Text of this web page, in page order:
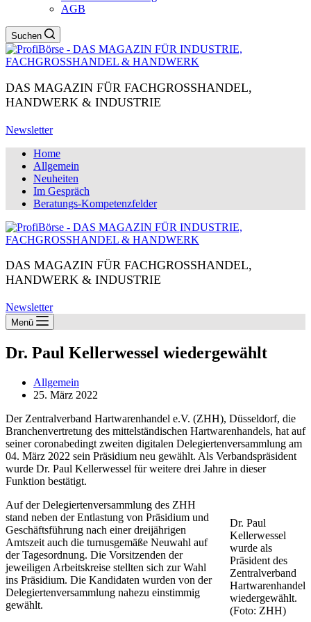
AGB
Suchen
DAS MAGAZIN FÜR FACHGROSSHANDEL,
HANDWERK & INDUSTRIE
Newsletter
Home
Allgemein
Neuheiten
Im Gespräch
Beratungs-Kompetenzfelder
DAS MAGAZIN FÜR FACHGROSSHANDEL,
HANDWERK & INDUSTRIE
Newsletter
Menü
Dr. Paul Kellerwessel wiedergewählt
Allgemein
25. März 2022
Der Zentralverband Hartwarenhandel e.V. (ZHH), Düsseldorf, die
Branchenvertretung des mittelständischen Hartwarenhandels, hat auf
seiner coronabedingt zweiten digitalen Delegiertenversammlung am
04. März 2022 sein Präsidium neu gewählt. Als Verbandspräsident
wurde Dr. Paul Kellerwessel für weitere drei Jahre in dieser
Funktion bestätigt.
Dr. Paul
Kellerwessel
wurde als
Präsident des
Zentralverband
Hartwarenhandel
wiedergewählt.
(Foto: ZHH)
Auf der Delegiertenversammlung des ZHH
stand neben der Entlastung von Präsidium und
Geschäftsführung nach einer dreijährigen
Amtszeit auch die turnusgemäße Neuwahl auf
der Tagesordnung. Die Vorsitzenden der
jeweiligen Arbeitskreise stellten sich zur Wahl
ins Präsidium. Die Kandidaten wurden von der
Delegiertenversammlung nahezu einstimmig
gewählt.